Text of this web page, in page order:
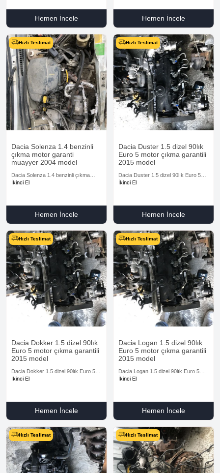
Hemen İncele Hemen İncele
Hızlı Teslimat
Dacia Solenza 1.4 benzinli
çıkma motor garanti
muayyer 2004 model
Dacia Solenza 1.4 benzinli çıkma
motor garanti muayyer 2004 model
İkinci El
Hemen İncele
Hızlı Teslimat
Dacia Duster 1.5 dizel 90lık
Euro 5 motor çıkma garantili
2015 model
Dacia Duster 1.5 dizel 90lık Euro 5
motor çıkma garantili 2015 model
İkinci El
Hemen İncele
Hızlı Teslimat
Dacia Dokker 1.5 dizel 90lık
Euro 5 motor çıkma garantili
2015 model
Dacia Dokker 1.5 dizel 90lık Euro 5
motor çıkma garantili 2015 model
İkinci El
Hemen İncele
Hızlı Teslimat
Dacia Logan 1.5 dizel 90lık
Euro 5 motor çıkma garantili
2015 model
Dacia Logan 1.5 dizel 90lık Euro 5
motor çıkma garantili 2015 model
İkinci El
Hemen İncele
Hızlı Teslimat Hızlı Teslimat